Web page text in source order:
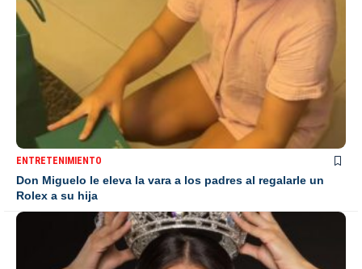
ENTRETENIMIENTO
Don Miguelo le eleva la vara a los padres al regalarle un
Rolex a su hija